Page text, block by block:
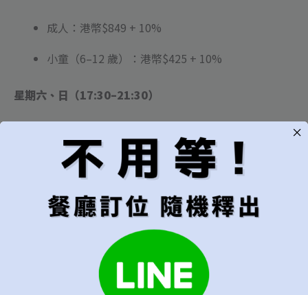
成人：港幣$849 + 10%
小童（6–12 歲）：港幣$425 + 10%
星期六、日（17:30–21:30）
小童（6–12 歲）：港幣$445 + 10%
💰最低消費門檻
第一優先的訂位日期